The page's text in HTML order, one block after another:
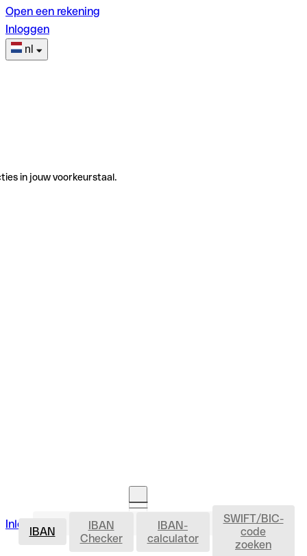
Open een rekening
Inloggen
nl
in jouw voorkeurstaal.
Inloggen Rekening openen IBAN
IBAN
IBAN
Checker
IBAN-
calculator
SWIFT/BIC-
code
zoeken